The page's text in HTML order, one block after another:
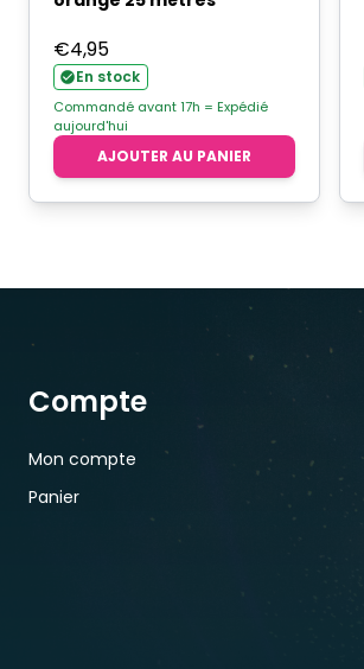
€4,95
En stock
Commandé avant 17h = Expédié
aujourd'hui
AJOUTER AU PANIER
Compte
Mon compte
Panier